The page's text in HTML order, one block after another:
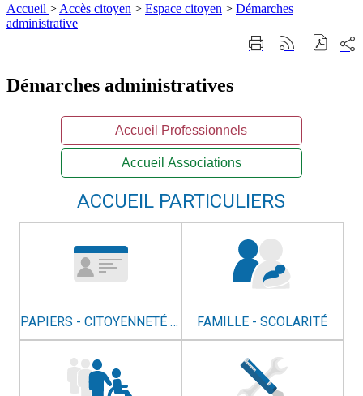
Accueil > Accès citoyen > Espace citoyen > Démarches
administrative
ImprimerGénérer
sur
Démarches administratives